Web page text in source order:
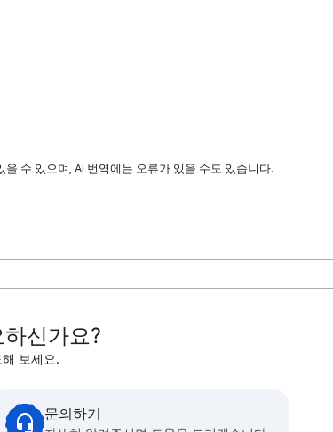
수 있으며, AI 번역에는 오류가 있을 수도 있습니다.
신가요?
보세요.
문의하기